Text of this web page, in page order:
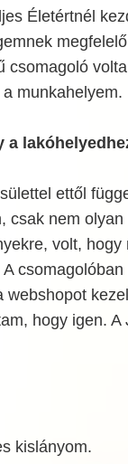
Életértnél
csomagoló
munkahelyem.
ettől
csak nem
volt, hogy
hogy igen. A
kislányom.